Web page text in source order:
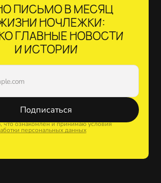
ПИСЬМО В МЕСЯЦ
НОЧЛЕЖКИ:
ГЛАВНЫЕ НОВОСТИ
И ИСТОРИИ
Подписаться
ознакомлен и принимаю условия
персональных данных